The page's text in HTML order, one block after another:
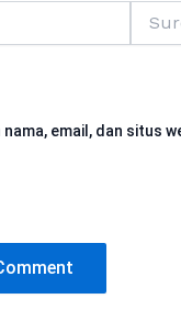
nama, email, dan situs